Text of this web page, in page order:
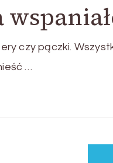
czy pączki.
…